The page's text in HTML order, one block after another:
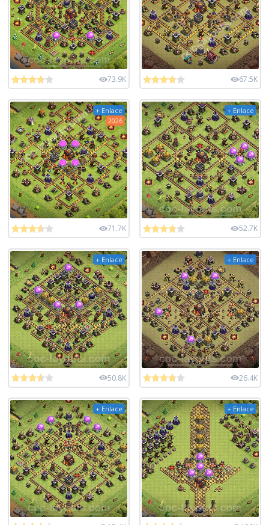
73.9K 67.5K
+ Enlace
2026
71.7K
+ Enlace
52.7K
+ Enlace
50.8K
+ Enlace
26.4K
+ Enlace + Enlace